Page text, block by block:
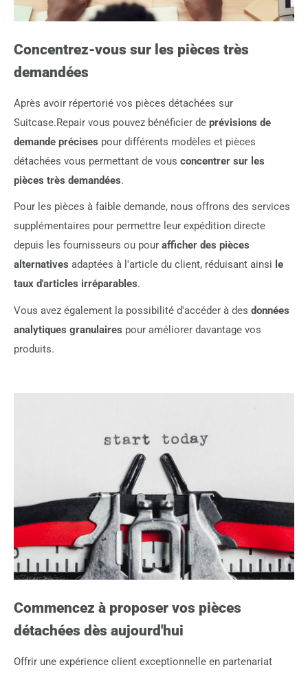
Concentrez-vous sur les pièces très
demandées
Après avoir répertorié vos pièces détachées sur
Suitcase.Repair vous pouvez bénéficier de prévisions de
demande précises pour différents modèles et pièces
détachées vous permettant de vous concentrer sur les
pièces très demandées.
Pour les pièces à faible demande, nous offrons des services
supplémentaires pour permettre leur expédition directe
depuis les fournisseurs ou pour afficher des pièces
alternatives adaptées à l'article du client, réduisant ainsi le
taux d'articles irréparables.
Vous avez également la possibilité d'accéder à des données
analytiques granulaires pour améliorer davantage vos
produits.
Commencez à proposer vos pièces
détachées dès aujourd'hui
Offrir une expérience client exceptionnelle en partenariat